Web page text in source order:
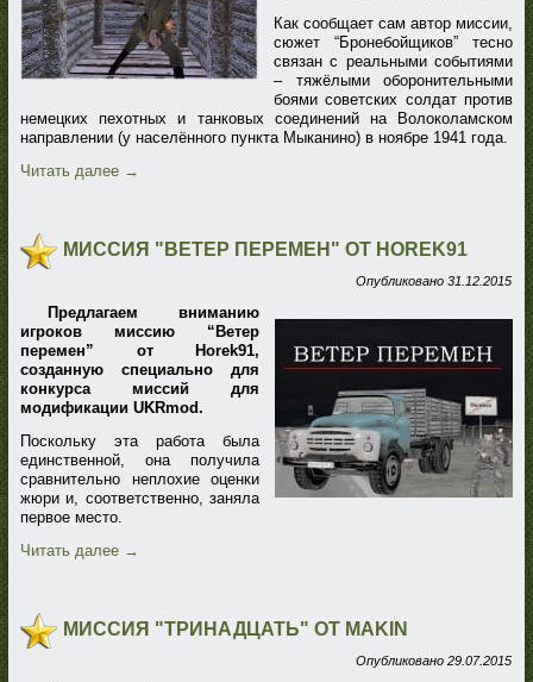
Как сообщает сам автор миссии,
сюжет “Бронебойщиков” тесно
связан с реальными событиями
– тяжёлыми оборонительными
боями советских солдат против
немецких пехотных и танковых соединений на Волоколамском
направлении (у населённого пункта Мыканино) в ноябре 1941 года.
Читать далее →
МИССИЯ "ВЕТЕР ПЕРЕМЕН" ОТ HOREK91
Опубликовано 31.12.2015
Предлагаем вниманию
игроков миссию “Ветер
перемен” от Horek91,
созданную специально для
конкурса миссий для
модификации UKRmod.
Поскольку эта работа была
единственной, она получила
сравнительно неплохие оценки
жюри и, соответственно, заняла
первое место.
Читать далее →
МИССИЯ "ТРИНАДЦАТЬ" ОТ MAKIN
Опубликовано 29.07.2015